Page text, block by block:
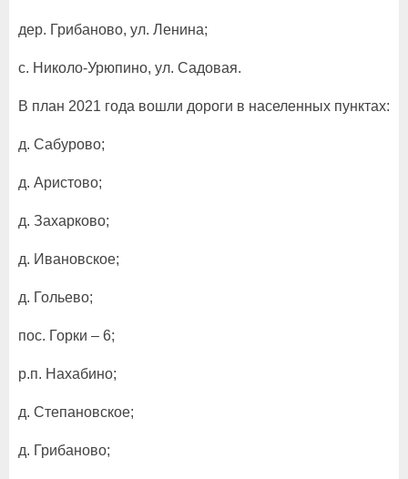
дер. Грибаново, ул. Ленина;
с. Николо-Урюпино, ул. Садовая.
В план 2021 года вошли дороги в населенных пунктах:
д. Сабурово;
д. Аристово;
д. Захарково;
д. Ивановское;
д. Гольево;
пос. Горки – 6;
р.п. Нахабино;
д. Степановское;
д. Грибаново;